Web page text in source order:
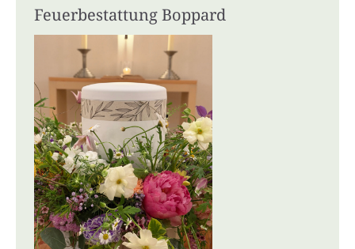
Feuerbestattung Boppard